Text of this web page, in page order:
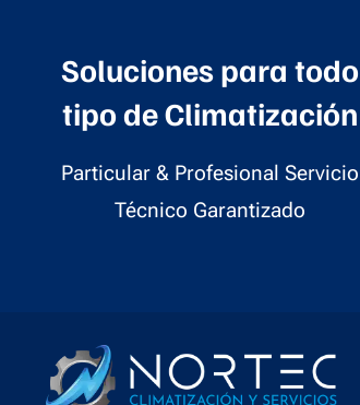
Soluciones para todo
tipo de Climatización
Particular & Profesional Servicio
Técnico Garantizado